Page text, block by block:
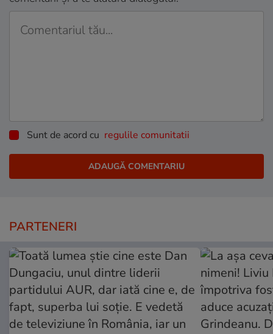
Sunt de acord cu regulile comunitatii
PARTENERI